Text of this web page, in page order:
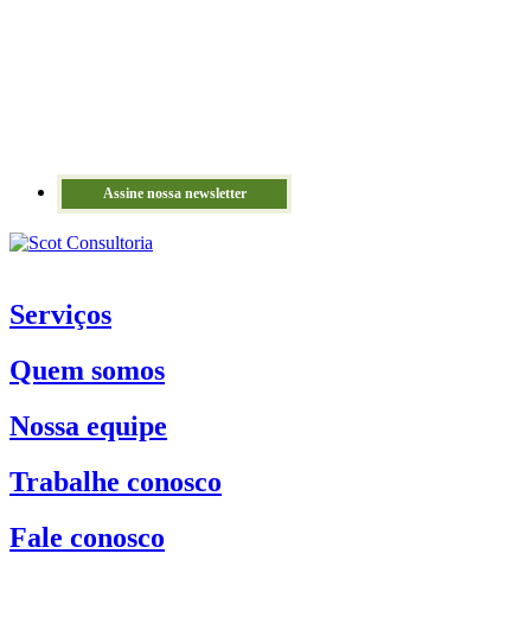
Assine nossa newsletter
Serviços
Quem somos
Nossa equipe
Trabalhe conosco
Fale conosco